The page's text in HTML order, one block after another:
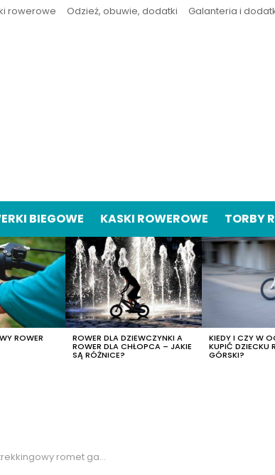
rowerowe Odzież, obuwie, dodatki Galanteria i
BIEGOWE KASKI ROWEROWE TORBY
ROWER ROWER DLA DZIEWCZYNKI A
ROWER DLA CHŁOPCA – JAKIE
SĄ RÓŻNICE?
KIEDY I CZY W
KUPIĆ DZIECKU
GÓRSKI?
gazela 7 2021, kolor biały, rozmiar 18″